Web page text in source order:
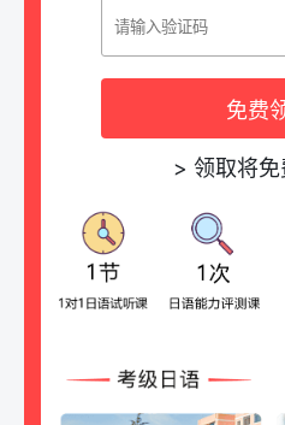
免费
> 领取将